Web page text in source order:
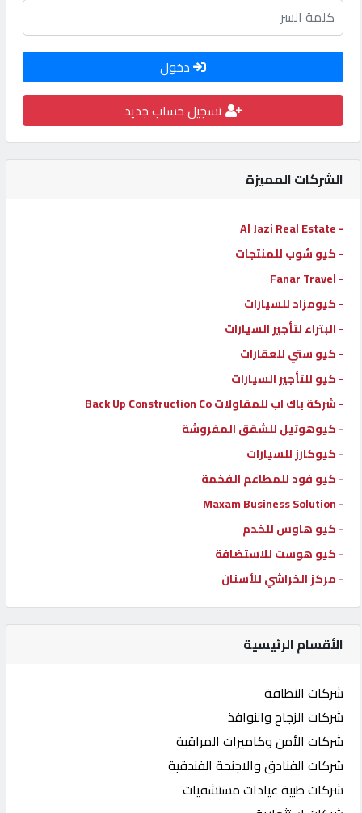
كيو
نمبر
كارز
كيو
ماركت
الدليل
القطري
POWERED
QHOST
دخول
تسجيل حساب جديد
الشركات المميزة
- Al Jazi Real Estate
- كيو شوب للمنتجات
- Fanar Travel
- كيومزاد للسيارات
- البتراء لتأجير السيارات
- كيو ستي للعقارات
- كيو للتأجير السيارات
- شركة باك اب للمقاولات Back Up Construction Co
- كيوهوتيل للشقق المفروشة
- كيوكارز للسيارات
- كيو فود للمطاعم الفخمة
- Maxam Business Solution
- كيو هاوس للخدم
- كيو هوست للاستضافة
- مركز الخراشي للأسنان
الأقسام الرئيسية
شركات النظافة
شركات الزجاج والنوافذ
شركات الأمن وكاميرات المراقبة
شركات الفنادق والاجنحة الفندقية
شركات طبية عيادات مستشفيات